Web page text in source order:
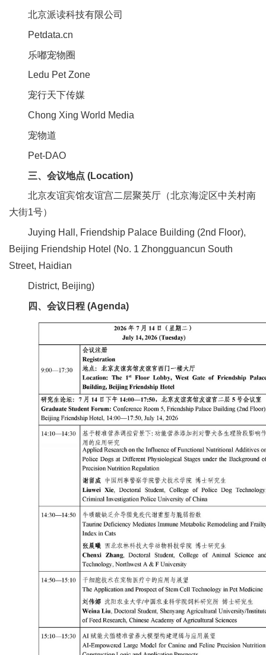
北京派读科技有限公司
Petdata.cn
乐嘟宠物圈
Ledu Pet Zone
宠行天下传媒
Chong Xing World Media
宠物道
Pet-DAO
三、会议地点 (Location)
北京友谊宾馆友谊宫二层聚英厅（北京海淀区中关村南
大街1号）
Juying Hall, Friendship Palace Building (2nd Floor),
Beijing Friendship Hotel (No. 1 Zhongguancun South
Street, Haidian
District, Beijing)
四、会议日程 (Agenda)